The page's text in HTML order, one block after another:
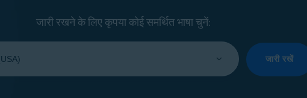
जारी रखने के लिए कृपया कोई समर्थित भाषा चुनें:
जारी रखें